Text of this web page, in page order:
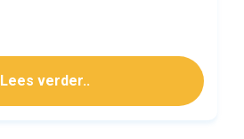
Lees verder..